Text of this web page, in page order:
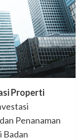
Properti
Penanaman
Badan